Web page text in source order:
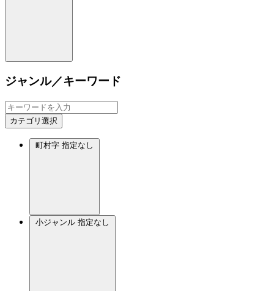
ジャンル／キーワード
カテゴリ選択
町村字 指定なし
小ジャンル 指定なし